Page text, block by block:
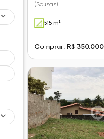
(Sousas)
515 m²
Comprar: R$ 350.000